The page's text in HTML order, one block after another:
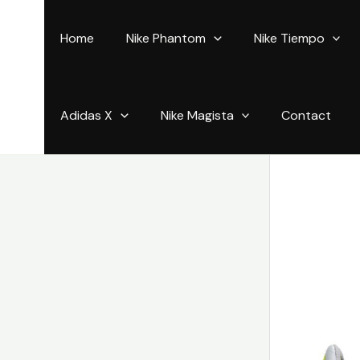
Home Nike Phantom Nike Tiempo
Adidas X Nike Magista Contact